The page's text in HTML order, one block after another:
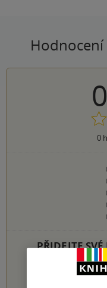
Hodnocení
0
PŘIDEJTE
Hodnocení